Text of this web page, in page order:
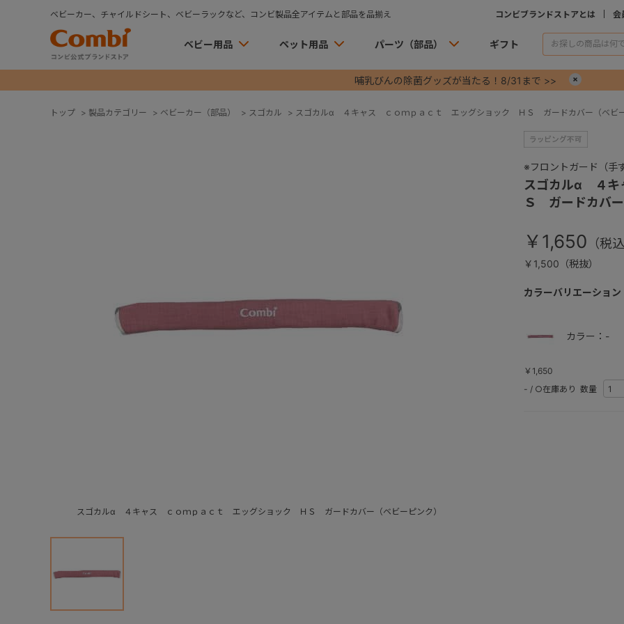
ベビーカー、チャイルドシート、ベビーラックなど、コンビ製品全アイテムと部品を品揃え コンビブランドストアとは 会
ベビー用品 ペット用品 パーツ（部品） ギフト
哺乳びんの除菌グッズが当たる！8/31まで >>
トップ > 製品カテゴリー > ベビーカー（部品） > スゴカル > スゴカルα ４キャス ｃｏｍｐａｃｔ エッグショック ＨＳ ガードカバー（ベビー
スゴカルα ４キャス ｃｏｍｐａｃｔ エッグショック ＨＳ ガードカバー（ベビーピンク）
※フロントガード（手
スゴカルα ４
Ｓ ガードカバー
￥1,650
￥1,500（税抜）
カラーバリエーション
カラー：-
￥1,650
- / ○在庫あり 数量